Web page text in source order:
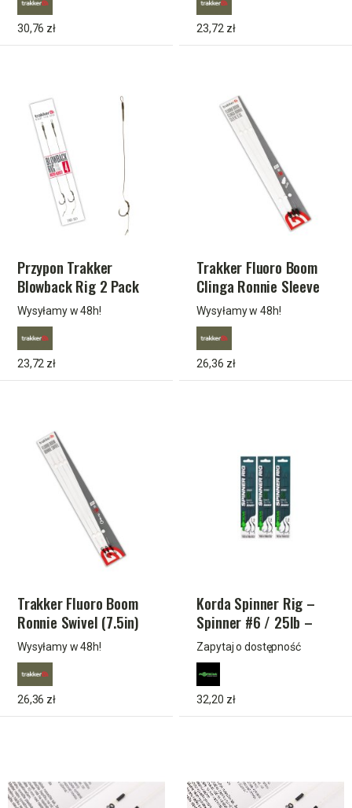
30,76 zł 23,72 zł
Przypon Trakker
Blowback Rig 2 Pack
Size 4 (Micro Barbed)
TPx5
Wysyłamy w 48h!
23,72 zł
Trakker Fluoro Boom
Clinga Ronnie Sleeve
(0.3g)(7.5in)
Wysyłamy w 48h!
26,36 zł
Trakker Fluoro Boom
Ronnie Swivel (7.5in)
Wysyłamy w 48h!
26,36 zł
Korda Spinner Rig –
Spinner #6 / 25lb –
gotowy przypon z
hakiem do zestawu
Spinner Rig
Zapytaj o dostępność
32,20 zł